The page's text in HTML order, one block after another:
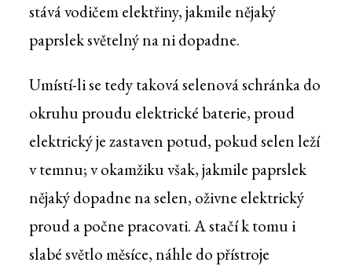
stává vodičem elektřiny, jakmile nějaký
paprslek světelný na ni dopadne.
Umístí-li se tedy taková selenová schránka do
okruhu proudu elektrické baterie, proud
elektrický je zastaven potud, pokud selen leží
v temnu; v okamžiku však, jakmile paprslek
nějaký dopadne na selen, oživne elektrický
proud a počne pracovati. A stačí k tomu i
slabé světlo měsíce, náhle do přístroje